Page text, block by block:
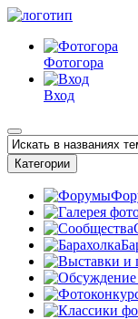
Фотогора
Вход
Категории